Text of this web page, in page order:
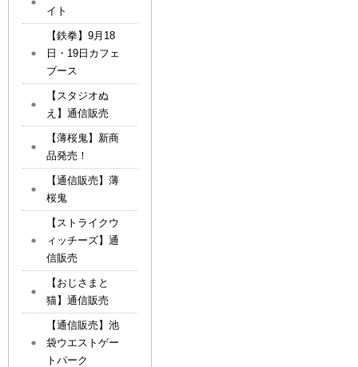
イト
【鉄拳】9月18
日・19日カフェ
ブース
【スタジオぬ
え】通信販売
【薄桜鬼】新商
品発売！
【通信販売】薄
桜鬼
【ストライクウ
ィッチーズ】通
信販売
【おじさまと
猫】通信販売
【通信販売】池
袋ウエストゲー
トパーク